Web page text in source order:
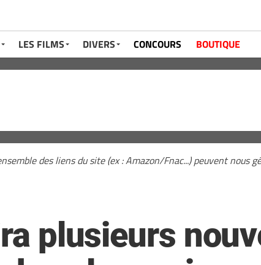
LES FILMS DIVERS CONCOURS BOUTIQUE
des liens du site (ex : Amazon/Fnac...) peuvent nous
plusieurs